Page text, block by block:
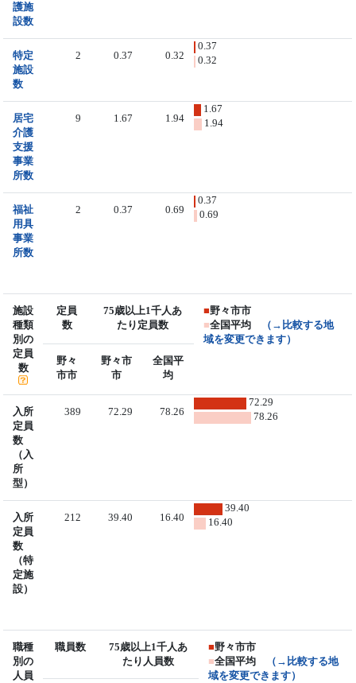
護施
設数
特定
施設
数
2 0.37 0.32
0.37
0.32
居宅
介護
支援
事業
所数
9 1.67 1.94
1.67
1.94
福祉
用具
事業
所数
2 0.37 0.69
0.37
0.69
施設
種類
別の
定員
数
定員
数
75歳以上1千人あ
たり定員数
■野々市市
■全国平均
（→比較する地
域を変更できます）
野々
市市
野々市
市
全国平
均
入所
定員
数
（入
所
型）
389 72.29 78.26
72.29
78.26
入所
定員
数
（特
定施
設）
212 39.40 16.40
39.40
16.40
職種
別の
人員
職員数
75歳以上1千人あ
たり人員数
■野々市市
■全国平均
（→比較する地
域を変更できます）